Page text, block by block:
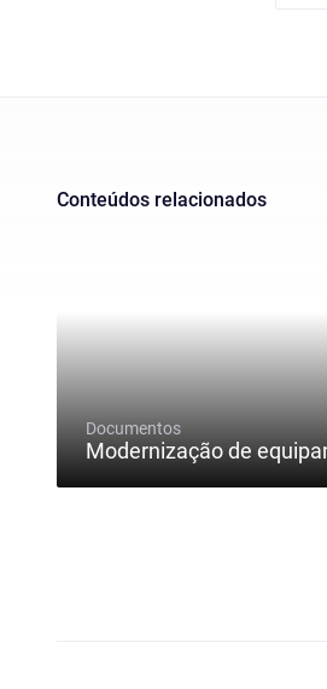
Conteúdos relacionados
Documentos
Modernização de